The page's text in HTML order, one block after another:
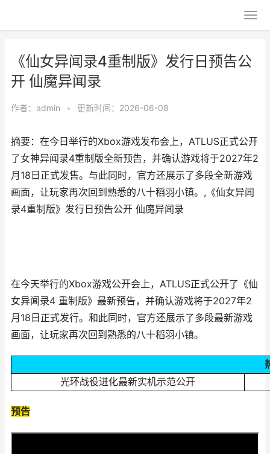
《仙女异闻录4重制版》发行日预告公
开 仙魔异闻录
作者： admin • 更新时间：2026-06-08
摘要：在今日举行的Xbox游戏发布会上，ATLUS正式公开
了女神异闻录4重制版全新预告，并确认游戏将于2027年2
月18日正式发售。与此同时，官方还展示了多段全新游戏
画面，让玩家再次回到熟悉的八十稻羽小镇。,《仙女异闻
录4重制版》发行日预告公开 仙魔异闻录
在今天举行的Xbox游戏公开会上，ATLUS正式公开了《仙
女异闻录4 重制版》最新预告，并确认游戏将于2027年2
月18日正式发行。和此同时，官方还展示了多段最新游戏
画面，让玩家再次回到熟悉的八十稻羽小镇。
光环战役进化最新实机示范公开
预告